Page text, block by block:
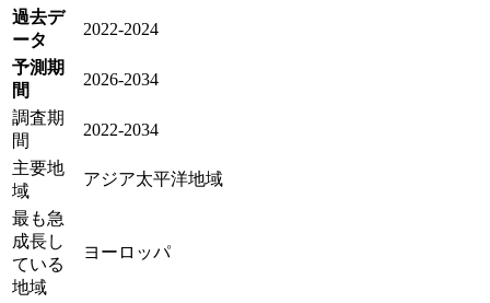
過去デ
ータ
2022-2024
予測期
間
2026-2034
調査期
間
2022-2034
主要地
域
アジア太平洋地域
最も急
成長し
ている
地域
ヨーロッパ